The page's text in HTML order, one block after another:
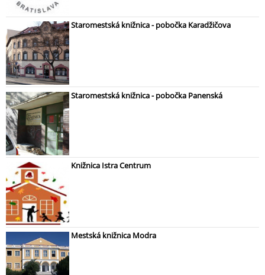
Staromestská knižnica - pobočka Karadžičova
Staromestská knižnica - pobočka Panenská
Knižnica Istra Centrum
Mestská knižnica Modra